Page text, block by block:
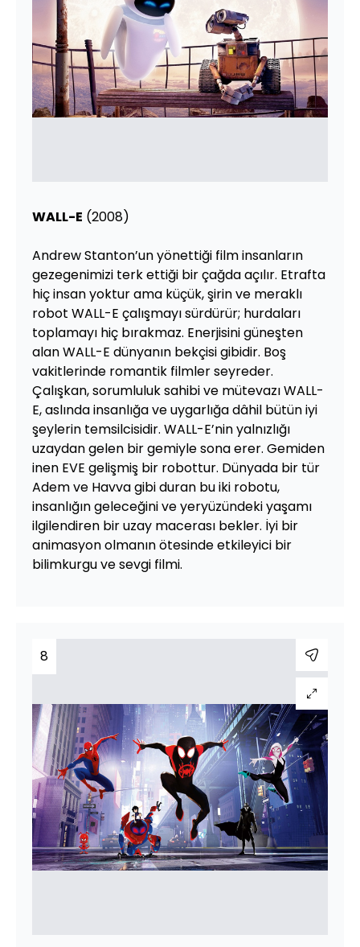
WALL-E (2008)
Andrew Stanton’un yönettiği film insanların
gezegenimizi terk ettiği bir çağda açılır. Etrafta
hiç insan yoktur ama küçük, şirin ve meraklı
robot WALL-E çalışmayı sürdürür; hurdaları
toplamayı hiç bırakmaz. Enerjisini güneşten
alan WALL-E dünyanın bekçisi gibidir. Boş
vakitlerinde romantik filmler seyreder.
Çalışkan, sorumluluk sahibi ve mütevazı WALL-
E, aslında insanlığa ve uygarlığa dâhil bütün iyi
şeylerin temsilcisidir. WALL-E’nin yalnızlığı
uzaydan gelen bir gemiyle sona erer. Gemiden
inen EVE gelişmiş bir robottur. Dünyada bir tür
Adem ve Havva gibi duran bu iki robotu,
insanlığın geleceğini ve yeryüzündeki yaşamı
ilgilendiren bir uzay macerası bekler. İyi bir
animasyon olmanın ötesinde etkileyici bir
bilimkurgu ve sevgi filmi.
8